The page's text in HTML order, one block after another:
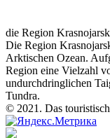
die Region Krasnojarsk
Die Region
Arktischen Ozean.
Region eine Vielzahl
undurchdringlichen
Tundra.
© 2021. Das